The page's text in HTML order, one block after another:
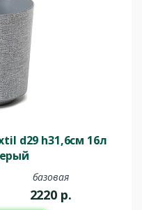
d29 h31,6см 16л
базовая
2220 р.